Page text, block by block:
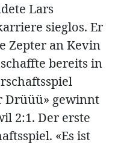
Lars
sieglos. Er
Zepter an Kevin
bereits in
Drüüü» gewinnt
2:1. Der erste
«Es ist